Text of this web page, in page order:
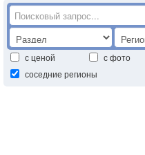
с ценой с фото
соседние регионы